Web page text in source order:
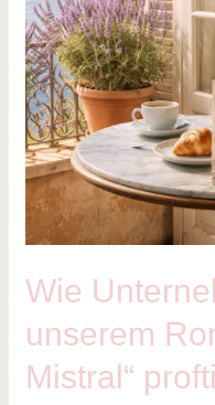
Wie
unserem
Mistral“
unserem
Roman
„Mistral,
Mistral“
proftieren